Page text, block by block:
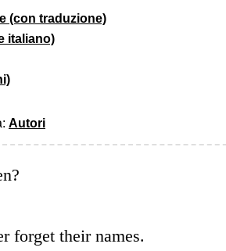
(con traduzione)
italiano)
Autori
forget their names.